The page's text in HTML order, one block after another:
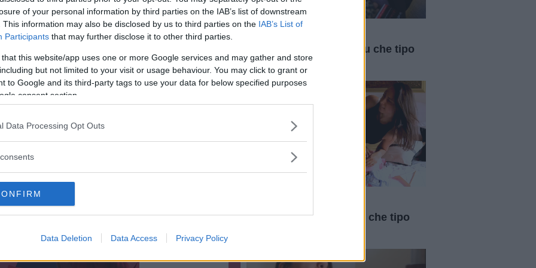
of your personal information by third parties on the IAB’s list of downstream
This information may also be disclosed by us to third parties on the IAB’s List of
Participants that may further disclose it to other third parties.
that this website/app uses one or more Google services and may gather and store
but not limited to your visit or usage behaviour. You may click to grant or
to Google and its third-party tags to use your data for below specified purposes
consent section.
Data Processing Opt Outs
Data Deletion Data Access Privacy Policy
a leggere dopo la pubblicità
fanno le persone a
a me stessa”
rubrica “Donne e...”
Donne e... influenza: tu che tipo
sei?
Donne e vacanze: e tu che tipo